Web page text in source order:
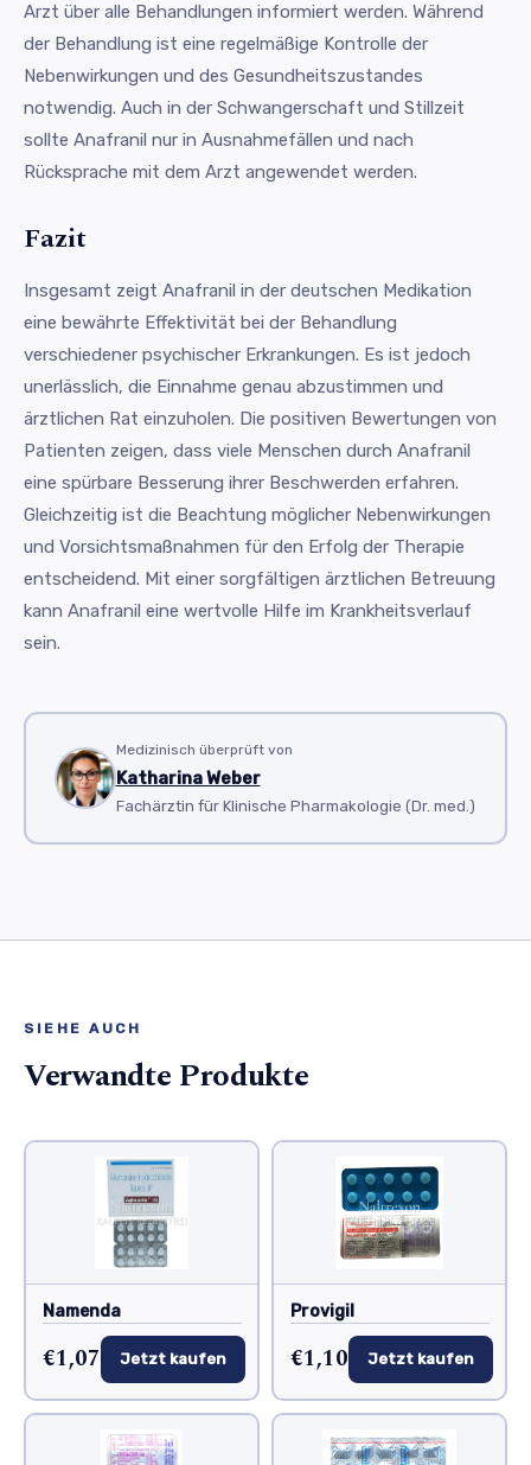
Arzt über alle Behandlungen informiert werden. Während
der Behandlung ist eine regelmäßige Kontrolle der
Nebenwirkungen und des Gesundheitszustandes
notwendig. Auch in der Schwangerschaft und Stillzeit
sollte Anafranil nur in Ausnahmefällen und nach
Rücksprache mit dem Arzt angewendet werden.
Fazit
Insgesamt zeigt Anafranil in der deutschen Medikation
eine bewährte Effektivität bei der Behandlung
verschiedener psychischer Erkrankungen. Es ist jedoch
unerlässlich, die Einnahme genau abzustimmen und
ärztlichen Rat einzuholen. Die positiven Bewertungen von
Patienten zeigen, dass viele Menschen durch Anafranil
eine spürbare Besserung ihrer Beschwerden erfahren.
Gleichzeitig ist die Beachtung möglicher Nebenwirkungen
und Vorsichtsmaßnahmen für den Erfolg der Therapie
entscheidend. Mit einer sorgfältigen ärztlichen Betreuung
kann Anafranil eine wertvolle Hilfe im Krankheitsverlauf
sein.
Medizinisch überprüft von
Katharina Weber
Fachärztin für Klinische Pharmakologie (Dr. med.)
SIEHE AUCH
Verwandte Produkte
Namenda
€1,07 Jetzt kaufen
Provigil
€1,10 Jetzt kaufen